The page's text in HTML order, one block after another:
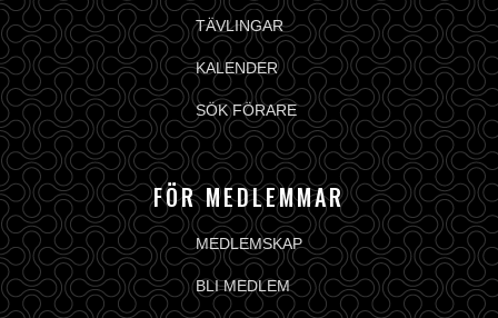
TÄVLINGAR
KALENDER
SÖK FÖRARE
FÖR MEDLEMMAR
MEDLEMSKAP
BLI MEDLEM